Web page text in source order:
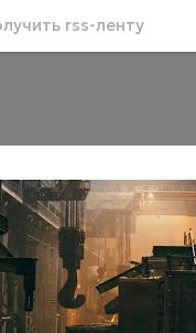
rss-ленту